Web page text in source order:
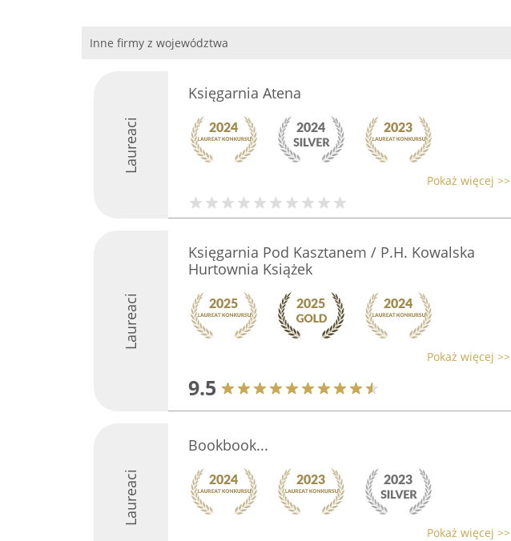
Inne firmy z województwa
Laureaci
Księgarnia Atena
Pokaż więcej >>
Laureaci
Księgarnia Pod Kasztanem / P.H. Kowalska
Hurtownia Książek
Pokaż więcej >>
9.5
Laureaci
Bookbook...
Pokaż więcej >>